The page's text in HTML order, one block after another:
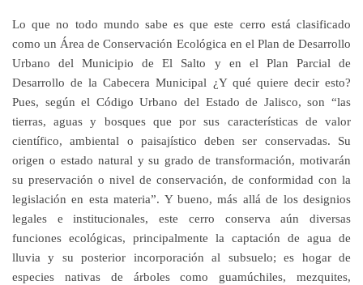
Lo que no todo mundo sabe es que este cerro está clasificado
como un Área de Conservación Ecológica en el Plan de Desarrollo
Urbano del Municipio de El Salto y en el Plan Parcial de
Desarrollo de la Cabecera Municipal ¿Y qué quiere decir esto?
Pues, según el Código Urbano del Estado de Jalisco, son “las
tierras, aguas y bosques que por sus características de valor
científico, ambiental o paisajístico deben ser conservadas. Su
origen o estado natural y su grado de transformación, motivarán
su preservación o nivel de conservación, de conformidad con la
legislación en esta materia”. Y bueno, más allá de los designios
legales e institucionales, este cerro conserva aún diversas
funciones ecológicas, principalmente la captación de agua de
lluvia y su posterior incorporación al subsuelo; es hogar de
especies nativas de árboles como guamúchiles, mezquites,